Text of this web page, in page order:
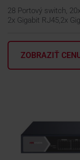
ŠKOLENIE
PODPORA
28 Portový switch,
2x Gigabit RJ45,2x
ZOBRAZIŤ